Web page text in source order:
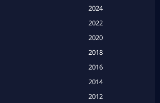
a True Story สร้างจากเรื่องจริง(2)
on a True Story เรื่องจริง (16)
on a True Story เรื่องจริง (20)
2024
2022
2020
2018
2016
2014
2012